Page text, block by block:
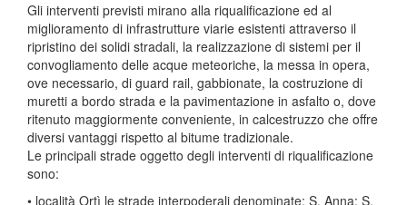
Gli interventi previsti mirano alla riqualificazione ed al
miglioramento di infrastrutture viarie esistenti attraverso il
ripristino dei solidi stradali, la realizzazione di sistemi per il
convogliamento delle acque meteoriche, la messa in opera,
ove necessario, di guard rail, gabbionate, la costruzione di
muretti a bordo strada e la pavimentazione in asfalto o, dove
ritenuto maggiormente conveniente, in calcestruzzo che offre
diversi vantaggi rispetto al bitume tradizionale.
Le principali strade oggetto degli interventi di riqualificazione
sono:
• località Ortì le strade interpoderali denominate: S. Anna; S.